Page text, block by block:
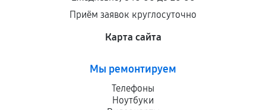
Приём заявок круглосуточно
Карта сайта
Мы ремонтируем
Телефоны
Ноутбуки